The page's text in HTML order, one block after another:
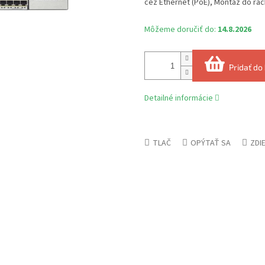
Môžeme doručiť do: 14.8.2026
Pridať do
cez Ethernet (PoE), Montáž do
Detailné informácie
TLAČ OPÝTAŤ SA